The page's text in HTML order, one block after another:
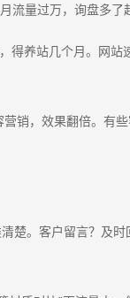
流量过万，询盘多了
养站几个月。网
销，效果翻倍。有
楚。客户留言？及